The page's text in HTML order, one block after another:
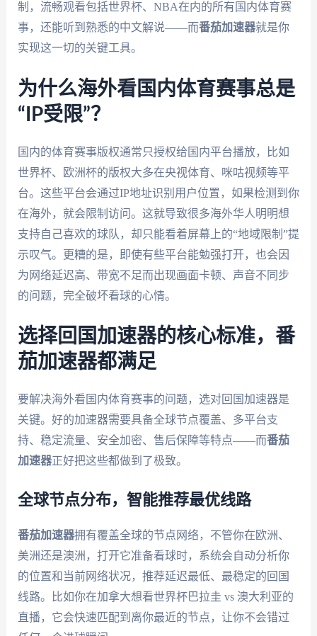
制，流畅观看包括世界杯、NBA在内的所有国内体育赛
事，还能听到熟悉的中文解说——而番茄加速器就是你
实现这一切的关键工具。
为什么海外看国内体育赛事总是
“IP受限”？
国内的体育赛事版权通常只授权给国内平台播放，比如
世界杯、欧洲杯的版权大多在央视体育、咪咕视频等平
台。这些平台会通过IP地址识别用户位置，如果检测到你
在海外，就会限制访问。这就导致很多海外华人明明想
支持自己喜欢的球队，却只能看着屏幕上的“地域限制”提
示叹气。更糟的是，即使有些平台能勉强打开，也会因
为网络延迟高、带宽不足而出现画面卡顿、声音不同步
的问题，完全破坏看球的心情。
选择回国加速器的核心标准，番
茄加速器都满足
要解决海外看国内体育赛事的问题，选对回国加速器是
关键。好的加速器需要具备全球节点覆盖、多平台支
持、稳定流量、安全加密、售后保障等特点——而番茄
加速器正好把这些都做到了极致。
全球节点分布，智能推荐最优线路
番茄加速器拥有覆盖全球的节点网络，不管你在欧洲、
美洲还是澳洲，打开它准备看球时，系统会自动分析你
的位置和当前网络状况，推荐延迟最低、最稳定的回国
线路。比如你在加拿大想看世界杯巴拉圭 vs 澳大利亚的
直播，它会快速匹配到离你最近的节点，让你不会错过